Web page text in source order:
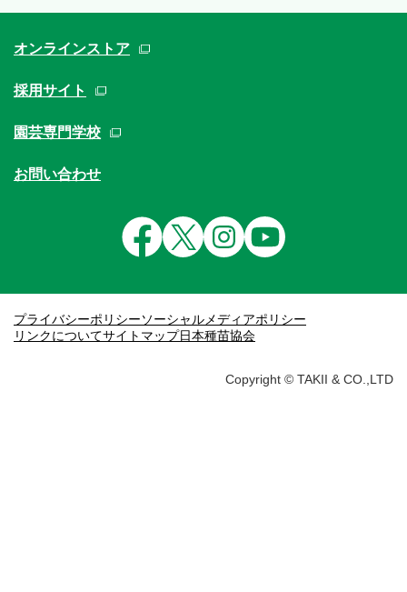
オンラインストア
採用サイト
園芸専門学校
お問い合わせ
プライバシーポリシーソーシャルメディアポリシー
リンクについてサイトマップ日本種苗協会
Copyright © TAKII & CO.,LTD